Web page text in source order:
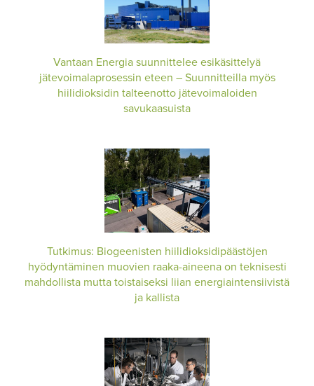
Vantaan Energia suunnittelee esikäsittelyä
jätevoimalaprosessin eteen – Suunnitteilla myös
hiilidioksidin talteenotto jätevoimaloiden
savukaasuista
Tutkimus: Biogeenisten hiilidioksidipäästöjen
hyödyntäminen muovien raaka-aineena on teknisesti
mahdollista mutta toistaiseksi liian energiaintensiivistä
ja kallista